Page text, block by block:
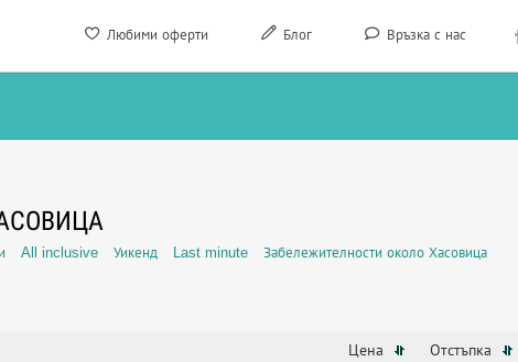
Любими оферти Блог Връзка с нас
All inclusive Уикенд Last minute Забележителности около Хасовица
Цена Отстъпка